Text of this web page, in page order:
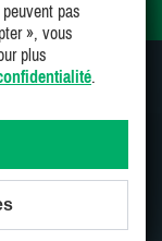
de l'être
pas
», vous
plus
.